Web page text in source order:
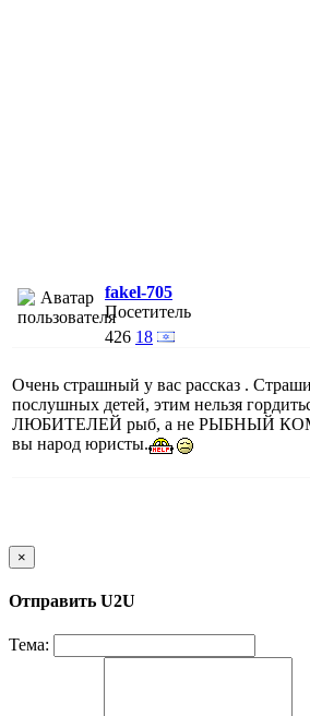
fakel-705
Посетитель
426 18
Очень страшный у вас рассказ .
послушных детей, этим нельзя
ЛЮБИТЕЛЕЙ рыб, а не РЫБНЫЙ
вы народ юристы.
×
Отправить U2U
Тема: